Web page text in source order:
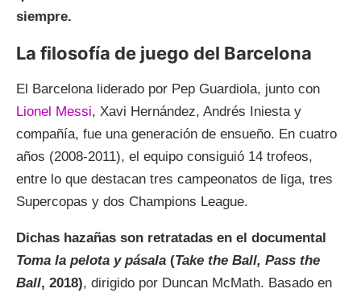
siempre.
La filosofía de juego del Barcelona
El Barcelona liderado por Pep Guardiola, junto con
Lionel Messi, Xavi Hernández, Andrés Iniesta y
compañía, fue una generación de ensueño. En cuatro
años (2008-2011), el equipo consiguió 14 trofeos,
entre lo que destacan tres campeonatos de liga, tres
Supercopas y dos Champions League.
Dichas hazañas son retratadas en el documental
Toma la pelota y pásala (Take the Ball, Pass the
Ball, 2018), dirigido por Duncan McMath. Basado en